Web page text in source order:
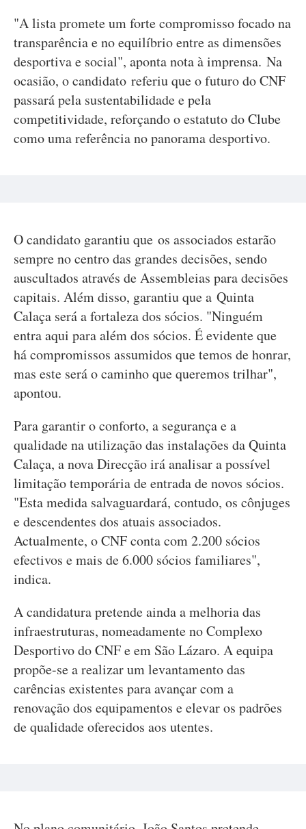
"A lista promete um forte compromisso focado na
transparência e no equilíbrio entre as dimensões
desportiva e social", aponta nota à imprensa. Na
ocasião, o candidato referiu que o futuro do CNF
passará pela sustentabilidade e pela
competitividade, reforçando o estatuto do Clube
como uma referência no panorama desportivo.
O candidato garantiu que os associados estarão
sempre no centro das grandes decisões, sendo
auscultados através de Assembleias para decisões
capitais. Além disso, garantiu que a Quinta
Calaça será a fortaleza dos sócios. "Ninguém
entra aqui para além dos sócios. É evidente que
há compromissos assumidos que temos de honrar,
mas este será o caminho que queremos trilhar",
apontou.
Para garantir o conforto, a segurança e a
qualidade na utilização das instalações da Quinta
Calaça, a nova Direcção irá analisar a possível
limitação temporária de entrada de novos sócios.
"Esta medida salvaguardará, contudo, os cônjuges
e descendentes dos atuais associados.
Actualmente, o CNF conta com 2.200 sócios
efectivos e mais de 6.000 sócios familiares",
indica.
A candidatura pretende ainda a melhoria das
infraestruturas, nomeadamente no Complexo
Desportivo do CNF e em São Lázaro. A equipa
propõe-se a realizar um levantamento das
carências existentes para avançar com a
renovação dos equipamentos e elevar os padrões
de qualidade oferecidos aos utentes.